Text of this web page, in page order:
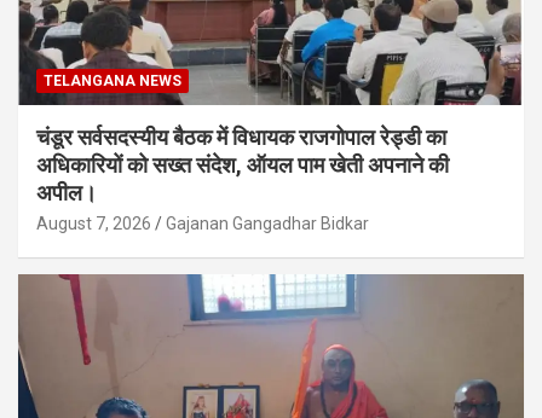
TELANGANA NEWS
चंडूर सर्वसदस्यीय बैठक में विधायक राजगोपाल रेड्डी का
अधिकारियों को सख्त संदेश, ऑयल पाम खेती अपनाने की
अपील।
August 7, 2026 Gajanan Gangadhar Bidkar